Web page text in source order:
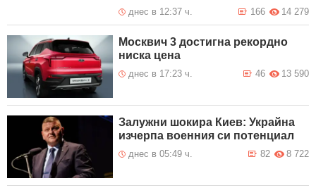
днес в 12:37 ч. 14 279
166
Москвич 3 достигна рекордно
ниска цена
днес в 17:23 ч. 13 590
46
Залужни шокира Киев: Украйна
изчерпа военния си потенциал
днес в 05:49 ч. 8 722
82